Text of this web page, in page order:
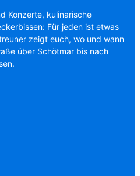
Konzerte, kulinarische
Für jeden ist etwas
zeigt euch, wo und wann
über Schötmar bis nach